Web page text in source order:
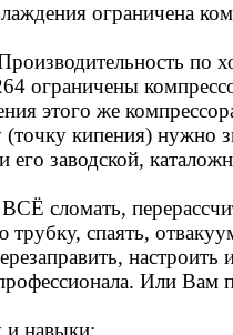
ограничена
по
ограничены
этого же
(точку кипения) нужно
его заводской,
сломать,
трубку, спаять,
настроить
Или Вам
и навыки;